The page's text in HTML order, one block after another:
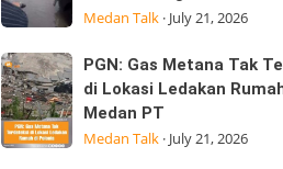
Kepala
Badan
Gizi
Nasional
(BGN) Nanik
Veteran,
Pasar
9
Desa
Manunggal,
Kec.
Medan Talk· July 21, 2026
PGN:
Gas
Metana
Tak
PGN: Gas Metana Tak
di Lokasi Ledakan
Medan PT
Medan Talk· July 21, 2026